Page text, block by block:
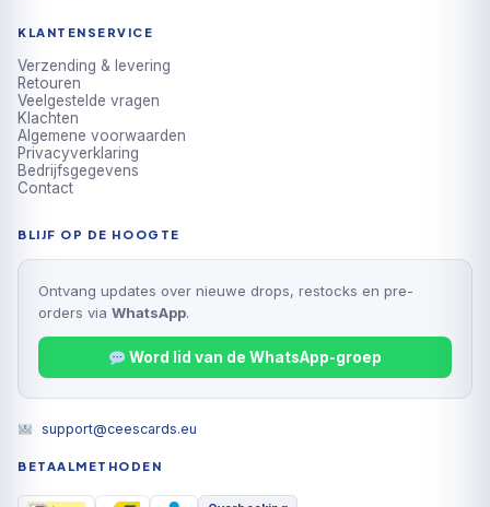
KLANTENSERVICE
Verzending & levering
Retouren
Veelgestelde vragen
Klachten
Algemene voorwaarden
Privacyverklaring
Bedrijfsgegevens
Contact
BLIJF OP DE HOOGTE
Ontvang updates over nieuwe drops, restocks en pre-
orders via WhatsApp.
Word lid van de WhatsApp-groep
support@ceescards.eu
BETAALMETHODEN